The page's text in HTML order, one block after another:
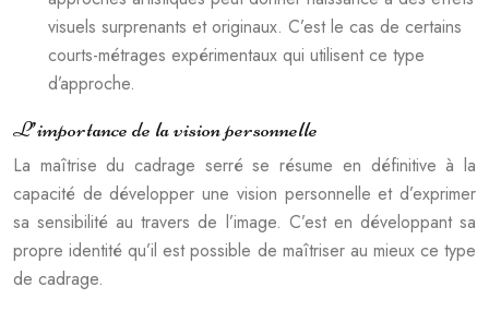
visuels surprenants et originaux. C’est le cas de certains
courts-métrages expérimentaux qui utilisent ce type
d’approche.
L’importance de la vision personnelle
La maîtrise du cadrage serré se résume en définitive à la
capacité de développer une vision personnelle et d’exprimer
sa sensibilité au travers de l’image. C’est en développant sa
propre identité qu’il est possible de maîtriser au mieux ce type
de cadrage.